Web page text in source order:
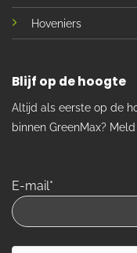
Hoveniers
Blijf op de hoogte
Altijd als eerste op de
binnen GreenMax?
E-mail*